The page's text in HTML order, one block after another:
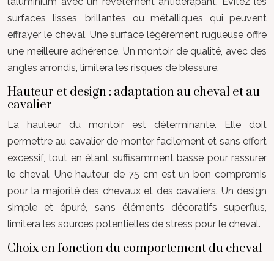
surfaces lisses, brillantes ou métalliques qui peuvent
effrayer le cheval. Une surface légèrement rugueuse offre
une meilleure adhérence. Un montoir de qualité, avec des
angles arrondis, limitera les risques de blessure.
Hauteur et design : adaptation au cheval et au
cavalier
La hauteur du montoir est déterminante. Elle doit
permettre au cavalier de monter facilement et sans effort
excessif, tout en étant suffisamment basse pour rassurer
le cheval. Une hauteur de 75 cm est un bon compromis
pour la majorité des chevaux et des cavaliers. Un design
simple et épuré, sans éléments décoratifs superflus,
limitera les sources potentielles de stress pour le cheval.
Choix en fonction du comportement du cheval